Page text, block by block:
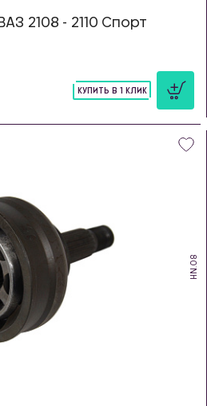
2108 - 2110 Спорт
КУПИТЬ В 1 КЛИК
HN.08